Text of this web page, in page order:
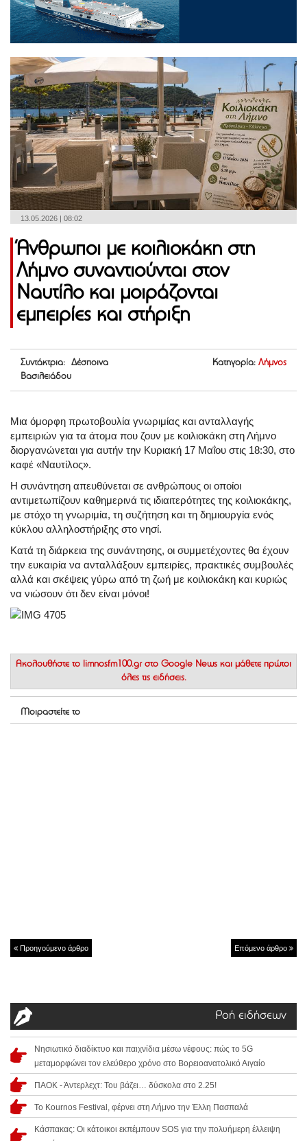
13.05.2026 | 08:02
Άνθρωποι με κοιλιοκάκη στη
Λήμνο συναντιούνται στον
Ναυτίλο και μοιράζονται
εμπειρίες και στήριξη
Συντάκτρια: Δέσποινα
Βασιλειάδου
Κατηγορία: Λήμνος
Μια όμορφη πρωτοβουλία γνωριμίας και ανταλλαγής
εμπειριών για τα άτομα που ζουν με κοιλιοκάκη στη Λήμνο
διοργανώνεται για αυτήν την Κυριακή 17 Μαΐου στις 18:30, στο
καφέ «Ναυτίλος».
Η συνάντηση απευθύνεται σε ανθρώπους οι οποίοι
αντιμετωπίζουν καθημερινά τις ιδιαιτερότητες της κοιλιοκάκης,
με στόχο τη γνωριμία, τη συζήτηση και τη δημιουργία ενός
κύκλου αλληλοστήριξης στο νησί.
Κατά τη διάρκεια της συνάντησης, οι συμμετέχοντες θα έχουν
την ευκαιρία να ανταλλάξουν εμπειρίες, πρακτικές συμβουλές
αλλά και σκέψεις γύρω από τη ζωή με κοιλιοκάκη και κυριώς
να νιώσουν ότι δεν είναι μόνοι!
Ακολουθήστε το limnosfm100.gr στο Google News και μάθετε πρώτοι
όλες τις ειδήσεις.
Μοιραστείτε το
Προηγούμενο άρθρο Επόμενο άρθρο
Ροή ειδήσεων
Νησιωτικό διαδίκτυο και παιχνίδια μέσω νέφους: πώς το 5G
μεταμορφώνει τον ελεύθερο χρόνο στο Βορειοανατολικό Αιγαίο
ΠΑΟΚ - Άντερλεχτ: Του βάζει… δύσκολα στο 2.25!
Το Kournos Festival, φέρνει στη Λήμνο την Έλλη Πασπαλά
Κάσπακας: Οι κάτοικοι εκπέμπουν SOS για την πολυήμερη έλλειψη